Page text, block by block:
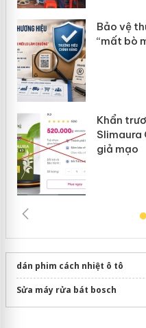
Cà Mau: Tiêu
phẩm nhập
doanh
dán phim cách nhiệt ô tô
Sửa máy rửa bát bosch